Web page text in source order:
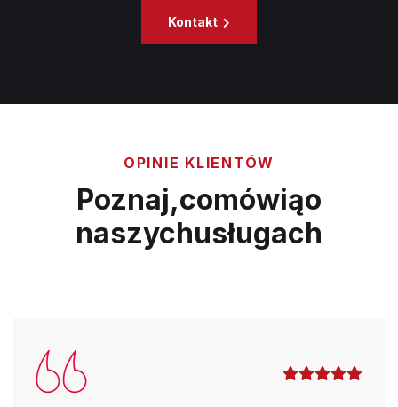
Kontakt
OPINIE KLIENTÓW
Poznaj,comówiąo
naszychusługach